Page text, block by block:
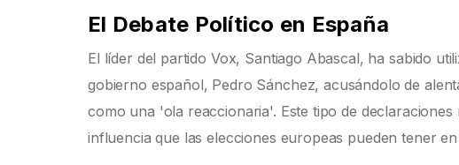
El Debate Político en España
El líder del partido Vox, Santiago Abascal, ha sabido
gobierno español, Pedro Sánchez, acusándolo de
como una 'ola reaccionaria'. Este tipo de
influencia que las elecciones europeas pueden tener